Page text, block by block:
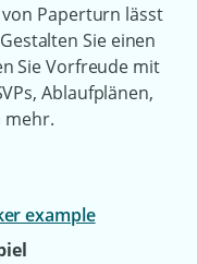
Paperturn lässt
Sie einen
Sie Vorfreude mit
Ablaufplänen,
mehr.